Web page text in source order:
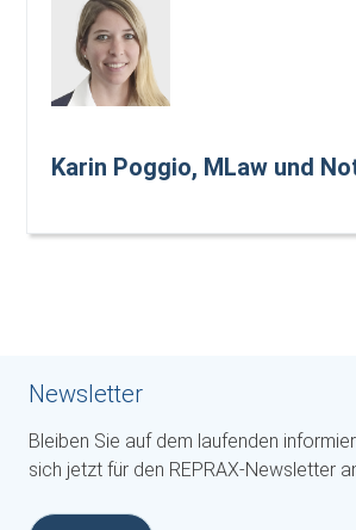
Karin Poggio, MLaw und
Newsletter
Bleiben Sie auf dem laufenden
sich jetzt für den REPRAX-Newsletter